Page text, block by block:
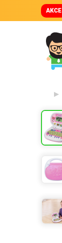
AKCE